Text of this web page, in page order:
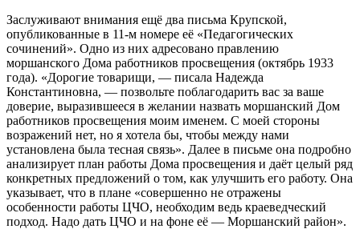
Заслуживают внимания ещё два письма Крупской,
опубликованные в 11-м номере её «Педагогических
сочинений». Одно из них адресовано правлению
моршанского Дома работников просвещения (октябрь 1933
года). «Дорогие товарищи, — писала Надежда
Константиновна, — позвольте поблагодарить вас за ваше
доверие, выразившееся в желании назвать моршанский Дом
работников просвещения моим именем. С моей стороны
возражений нет, но я хотела бы, чтобы между нами
установлена была тесная связь». Далее в письме она подробно
анализирует план работы Дома просвещения и даёт целый ряд
конкретных предложений о том, как улучшить его работу. Она
указывает, что в плане «совершенно не отражены
особенности работы ЦЧО, необходим ведь краеведческий
подход. Надо дать ЦЧО и на фоне её — Моршанский район».